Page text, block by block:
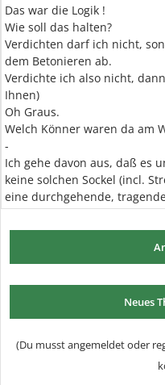
Das war die Logik !
Wie soll das halten?
Verdichten darf ich nicht,
dem Betonieren ab.
Verdichte ich also nicht,
Ihnen)
Oh Graus.
Welch Könner waren da am
-
Ich gehe davon aus, daß es
keine solchen Sockel (incl.
eine durchgehende,
Neues
(Du musst angemeldet oder